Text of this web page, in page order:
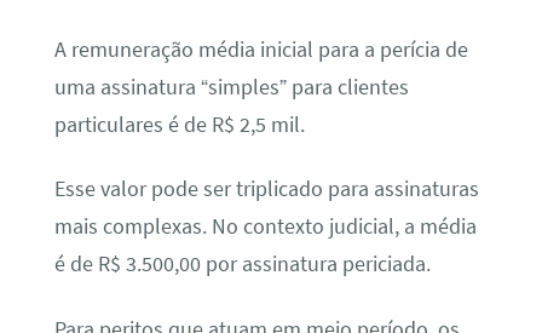
A remuneração média inicial para a perícia de
uma assinatura “simples” para clientes
particulares é de R$ 2,5 mil.
Esse valor pode ser triplicado para assinaturas
mais complexas. No contexto judicial, a média
é de R$ 3.500,00 por assinatura periciada.